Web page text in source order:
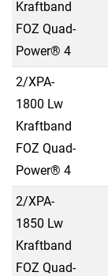
Kraftband
FOZ Quad-
Power® 4
2/XPA-
1800 Lw
Kraftband
FOZ Quad-
Power® 4
2/XPA-
1850 Lw
Kraftband
FOZ Quad-